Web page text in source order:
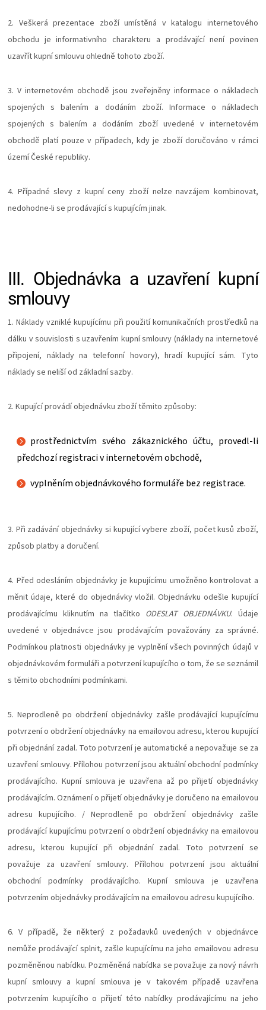
2. Veškerá prezentace zboží umístěná v katalogu internetového
obchodu je informativního charakteru a prodávající není povinen
uzavřít kupní smlouvu ohledně tohoto zboží.
3. V internetovém obchodě jsou zveřejněny informace o nákladech
spojených s balením a dodáním zboží. Informace o nákladech
spojených s balením a dodáním zboží uvedené v internetovém
obchodě platí pouze v případech, kdy je zboží doručováno v rámci
území České republiky.
4. Případné slevy z kupní ceny zboží nelze navzájem kombinovat,
nedohodne-li se prodávající s kupujícím jinak.
III. Objednávka a uzavření kupní
smlouvy
1. Náklady vzniklé kupujícímu při použití komunikačních prostředků na
dálku v souvislosti s uzavřením kupní smlouvy (náklady na internetové
připojení, náklady na telefonní hovory), hradí kupující sám. Tyto
náklady se neliší od základní sazby.
2. Kupující provádí objednávku zboží těmito způsoby:
prostřednictvím svého zákaznického účtu, provedl-li
předchozí registraci v internetovém obchodě,
vyplněním objednávkového formuláře bez registrace.
3. Při zadávání objednávky si kupující vybere zboží, počet kusů zboží,
způsob platby a doručení.
4. Před odesláním objednávky je kupujícímu umožněno kontrolovat a
měnit údaje, které do objednávky vložil. Objednávku odešle kupující
prodávajícímu kliknutím na tlačítko ODESLAT OBJEDNÁVKU. Údaje
uvedené v objednávce jsou prodávajícím považovány za správné.
Podmínkou platnosti objednávky je vyplnění všech povinných údajů v
objednávkovém formuláři a potvrzení kupujícího o tom, že se seznámil
s těmito obchodními podmínkami.
5. Neprodleně po obdržení objednávky zašle prodávající kupujícímu
potvrzení o obdržení objednávky na emailovou adresu, kterou kupující
při objednání zadal. Toto potvrzení je automatické a nepovažuje se za
uzavření smlouvy. Přílohou potvrzení jsou aktuální obchodní podmínky
prodávajícího. Kupní smlouva je uzavřena až po přijetí objednávky
prodávajícím. Oznámení o přijetí objednávky je doručeno na emailovou
adresu kupujícího. / Neprodleně po obdržení objednávky zašle
prodávající kupujícímu potvrzení o obdržení objednávky na emailovou
adresu, kterou kupující při objednání zadal. Toto potvrzení se
považuje za uzavření smlouvy. Přílohou potvrzení jsou aktuální
obchodní podmínky prodávajícího. Kupní smlouva je uzavřena
potvrzením objednávky prodávajícím na emailovou adresu kupujícího.
6. V případě, že některý z požadavků uvedených v objednávce
nemůže prodávající splnit, zašle kupujícímu na jeho emailovou adresu
pozměněnou nabídku. Pozměněná nabídka se považuje za nový návrh
kupní smlouvy a kupní smlouva je v takovém případě uzavřena
potvrzením kupujícího o přijetí této nabídky prodávajícímu na jeho